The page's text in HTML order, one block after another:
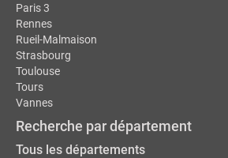
Paris 3
Rennes
Rueil-Malmaison
Strasbourg
Toulouse
Tours
Vannes
Recherche par département
Tous les départements